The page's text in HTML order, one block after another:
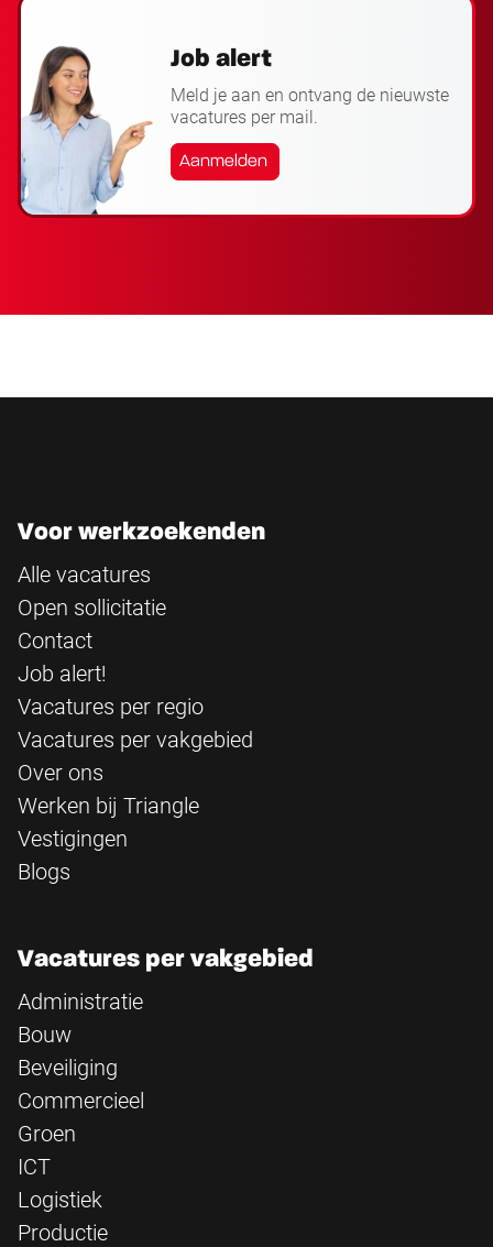
Job alert
Meld je aan en ontvang de nieuwste
vacatures per mail.
Aanmelden
Voor werkzoekenden
Alle vacatures
Open sollicitatie
Contact
Job alert!
Vacatures per regio
Vacatures per vakgebied
Over ons
Werken bij Triangle
Vestigingen
Blogs
Vacatures per vakgebied
Administratie
Bouw
Beveiliging
Commercieel
Groen
ICT
Logistiek
Productie